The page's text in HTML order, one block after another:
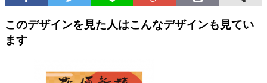
このデザインを見た人はこんなデザインも見てい
ます